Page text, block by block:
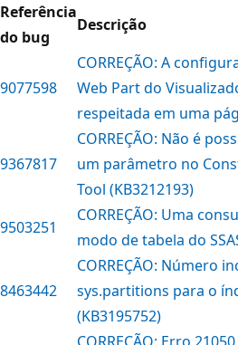
Referência
do bug
Descrição
9077598
CORREÇÃO: A
Web Part do
respeitada em uma
9367817
CORREÇÃO: Não é
um parâmetro no
Tool (KB3212193)
9503251
CORREÇÃO: Uma
modo de tabela do
8463442
CORREÇÃO: Número
sys.partitions para o
(KB3195752)
CORREÇÃO: Erro